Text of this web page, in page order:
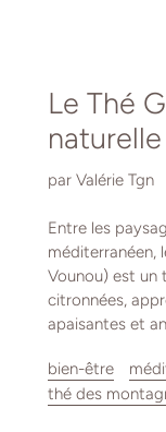
Le Thé
par Valérie Tgn
Entre les
méditerranéen,
Vounou) est un
citronnées,
apaisantes et
bien-être
thé des